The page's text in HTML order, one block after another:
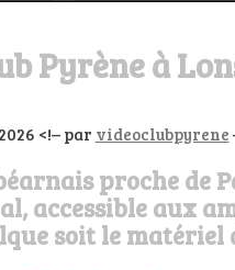
Pyrène à
<!– par videoclubpyrene
proche de
accessible aux
soit le matériel